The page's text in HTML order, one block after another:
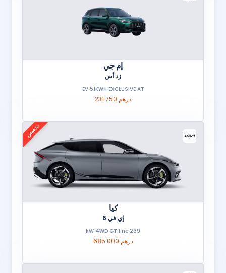
إم جي
زد أس
EV 51KWH EXCLUSIVE AT
231 750 درهم
تخفيض
كيا
إي في 6
239 kW 4WD GT line
685 000 درهم